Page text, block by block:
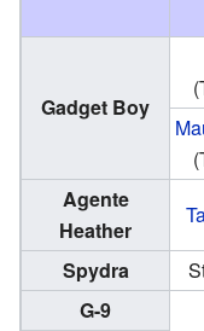
Gadget Boy
Agente
Heather
Spydra
G-9